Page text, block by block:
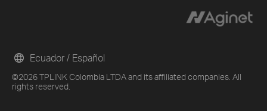
©2026 TPLINK Colombia LTDA and its affiliated companies. All
rights reserved.
Ecuador / Español